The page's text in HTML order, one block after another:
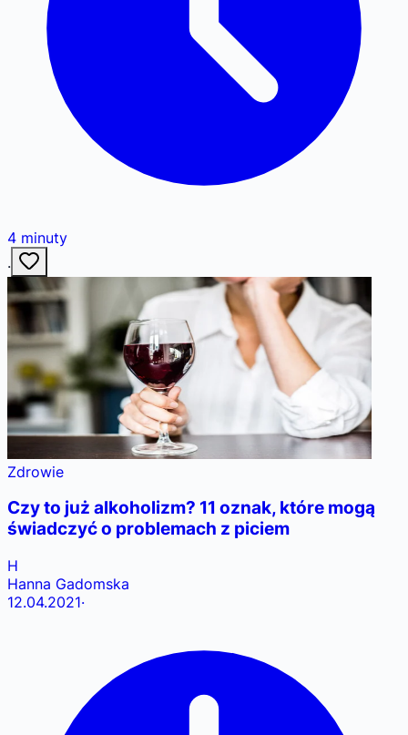
4 minuty
·
Zdrowie
Czy to już alkoholizm? 11 oznak, które mogą
świadczyć o problemach z piciem
H
Hanna Gadomska
12.04.2021·